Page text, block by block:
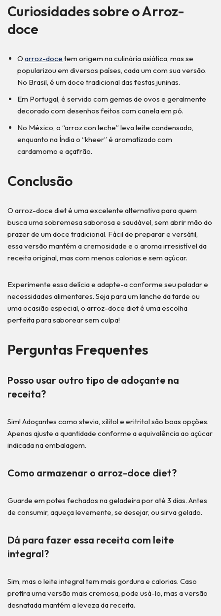
Curiosidades sobre o Arroz-
doce
O arroz-doce tem origem na culinária asiática, mas se
popularizou em diversos países, cada um com sua versão.
No Brasil, é um doce tradicional das festas juninas.
Em Portugal, é servido com gemas de ovos e geralmente
decorado com desenhos feitos com canela em pó.
No México, o “arroz con leche” leva leite condensado,
enquanto na Índia o “kheer” é aromatizado com
cardamomo e açafrão.
Conclusão
O arroz-doce diet é uma excelente alternativa para quem
busca uma sobremesa saborosa e saudável, sem abrir mão do
prazer de um doce tradicional. Fácil de preparar e versátil,
essa versão mantém a cremosidade e o aroma irresistível da
receita original, mas com menos calorias e sem açúcar.
Experimente essa delícia e adapte-a conforme seu paladar e
necessidades alimentares. Seja para um lanche da tarde ou
uma ocasião especial, o arroz-doce diet é uma escolha
perfeita para saborear sem culpa!
Perguntas Frequentes
Posso usar outro tipo de adoçante na
receita?
Sim! Adoçantes como stevia, xilitol e eritritol são boas opções.
Apenas ajuste a quantidade conforme a equivalência ao açúcar
indicada na embalagem.
Como armazenar o arroz-doce diet?
Guarde em potes fechados na geladeira por até 3 dias. Antes
de consumir, aqueça levemente, se desejar, ou sirva gelado.
Dá para fazer essa receita com leite
integral?
Sim, mas o leite integral tem mais gordura e calorias. Caso
prefira uma versão mais cremosa, pode usá-lo, mas a versão
desnatada mantém a leveza da receita.